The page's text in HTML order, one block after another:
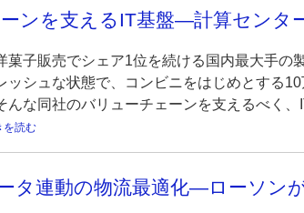
ンを支えるIT基盤―計算センタ
菓子販売でシェア1位を続ける国内最大手の
ッシュな状態で、コンビニをはじめとする
んな同社のバリューチェーンを支えるべく
を読む
タ連動の物流最適化―ローソン